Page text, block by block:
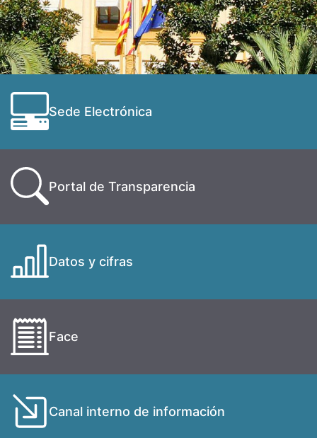
Sede Electrónica
Portal de Transparencia
Datos y cifras
Face
Canal interno de información